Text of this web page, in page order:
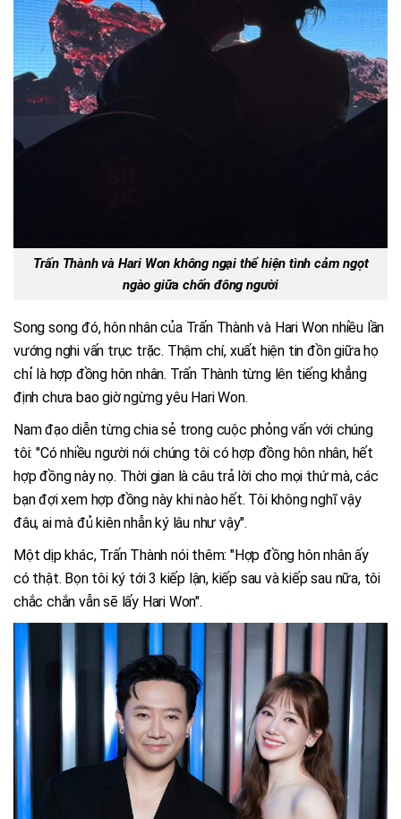
Trấn Thành và Hari Won không ngại thể hiện tình cảm ngọt
ngào giữa chốn đông người
Song song đó, hôn nhân của Trấn Thành và Hari Won nhiều lần
vướng nghi vấn trục trặc. Thậm chí, xuất hiện tin đồn giữa họ
chỉ là hợp đồng hôn nhân. Trấn Thành từng lên tiếng khẳng
định chưa bao giờ ngừng yêu Hari Won.
Nam đạo diễn từng chia sẻ trong cuộc phỏng vấn với chúng
tôi: "Có nhiều người nói chúng tôi có hợp đồng hôn nhân, hết
hợp đồng này nọ. Thời gian là câu trả lời cho mọi thứ mà, các
bạn đợi xem hợp đồng này khi nào hết. Tôi không nghĩ vậy
đâu, ai mà đủ kiên nhẫn ký lâu như vậy".
Một dịp khác, Trấn Thành nói thêm: "Hợp đồng hôn nhân ấy
có thật. Bọn tôi ký tới 3 kiếp lận, kiếp sau và kiếp sau nữa, tôi
chắc chắn vẫn sẽ lấy Hari Won".